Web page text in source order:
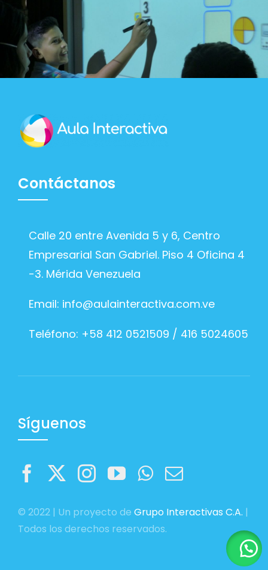
Contáctanos
Calle 20 entre Avenida 5 y 6, Centro
Empresarial San Gabriel. Piso 4 Oficina 4
-3. Mérida Venezuela
Email: info@aulainteractiva.com.ve
Teléfono: +58 412 0521509 / 416 5024605
Síguenos
© 2022 | Un proyecto de Grupo Interactivas C.A. |
Todos los derechos reservados.